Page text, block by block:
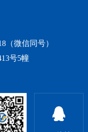
（微信同号）
号5幢